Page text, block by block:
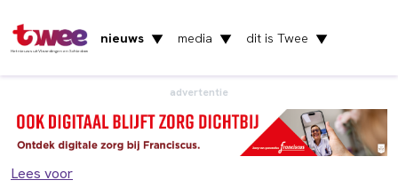
Het nieuws uit Vlaardingen en Schiedam
nieuws ▼ media ▼ dit is Twee ▼
advertentie
Lees voor